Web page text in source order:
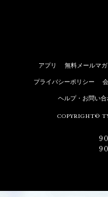
アプリ 無料メールマ
プライバシーポリシー
ヘルプ・お問い合
COPYRIGHT©